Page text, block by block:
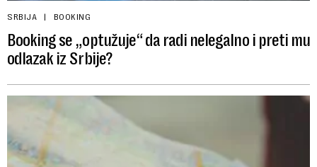
SRBIJA BOOKING
Booking se „optužuje“ da radi nelegalno i preti mu
odlazak iz Srbije?